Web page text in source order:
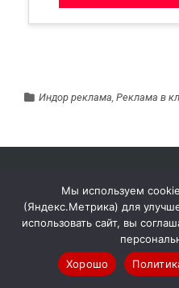
Индор реклама Реклама в
ПАЛИТРА МЕДИА
Рекламное агентство
Медиа Групп — это
Мы используем
(Яндекс.Метрика) для
использовать сайт, вы
Хорошо